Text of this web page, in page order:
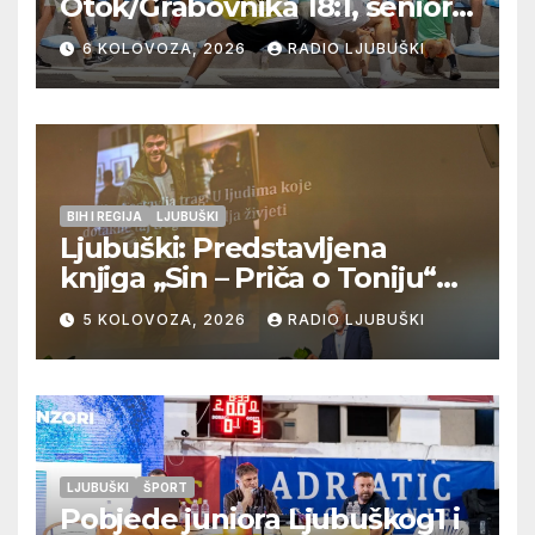
Pregrađa u četvrtfinalu,
Veljaci i Cerno/Crnopod u
doigravanju, Grljevići završili
natjecanje
6 KOLOVOZA, 2026 RADIO LJUBUŠKI
BIH I REGIJA LJUBUŠKI
Ljubuški: Predstavljena
knjiga „Sin – Priča o Toniju“
dr. sc. Zdenka Hercega
5 KOLOVOZA, 2026 RADIO LJUBUŠKI
LJUBUŠKI ŠPORT
Pobjede juniora Ljubuškog1 i